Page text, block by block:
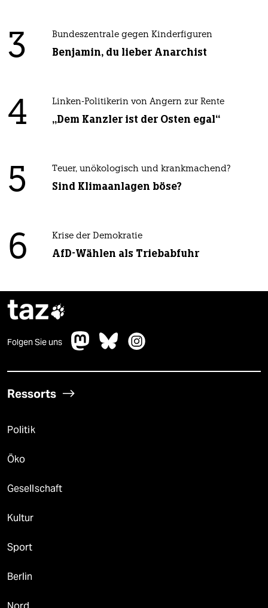
3 Bundeszentrale gegen Kinderfiguren
Benjamin, du lieber Anarchist
4 Linken-Politikerin von Angern zur Rente
„Dem Kanzler ist der Osten egal“
5 Teuer, unökologisch und krankmachend?
Sind Klimaanlagen böse?
6 Krise der Demokratie
AfD-Wählen als Triebabfuhr
taz
Folgen Sie uns
Ressorts
Politik
Öko
Gesellschaft
Kultur
Sport
Berlin